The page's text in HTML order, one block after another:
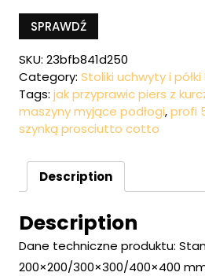
SPRAWDŹ
SKU: 23bfb841d250
Category: Stoliki uchwyty i półki
Tags: jak przyprawic piers z
maszyny myjące podłogi,profi
szynką prosciutto cotto
Description
Description
Dane techniczne produktu:
200×200/300×300/400×400